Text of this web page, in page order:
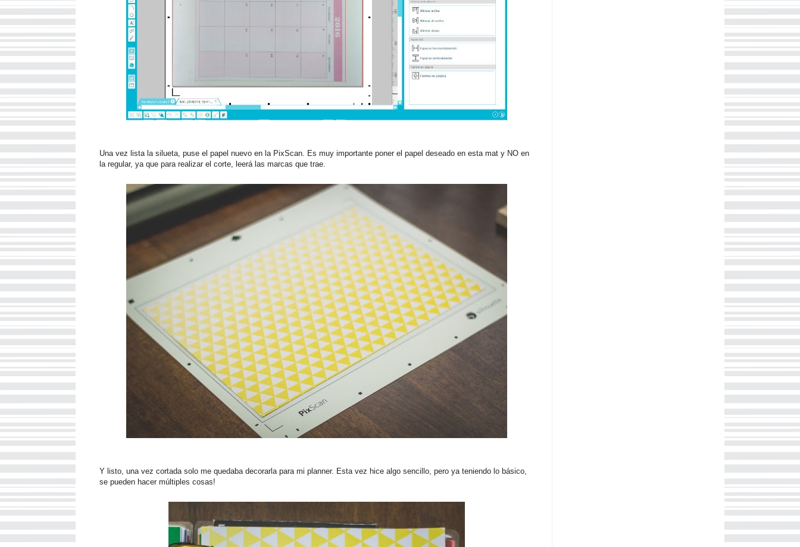
Una vez lista la silueta, puse el papel nuevo en la PixScan. Es muy importante poner el papel deseado en esta mat y NO en
la regular, ya que para realizar el corte, leerá las marcas que trae.
Y listo, una vez cortada solo me quedaba decorarla para mi planner. Esta vez hice algo sencillo, pero ya teniendo lo básico,
se pueden hacer múltiples cosas!